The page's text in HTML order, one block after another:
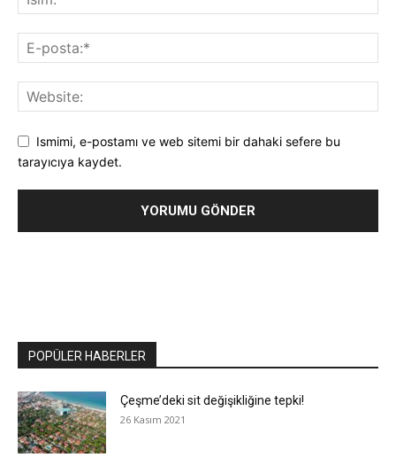
Ismimi, e-postamı ve web sitemi bir dahaki sefere bu
tarayıcıya kaydet.
POPÜLER HABERLER
Çeşme’deki sit değişikliğine tepki!
26 Kasım 2021